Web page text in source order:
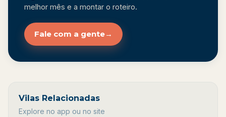
melhor mês e a montar o roteiro.
Fale com a gente→
Vilas Relacionadas
Explore no app ou no site